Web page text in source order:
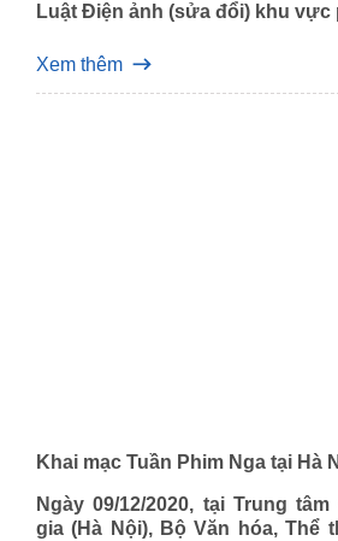
Luật Điện ảnh (sửa đổi) khu vực
Xem thêm
Khai mạc Tuần Phim Nga tại Hà
Ngày 09/12/2020, tại Trung
gia (Hà Nội), Bộ Văn hóa, Thể